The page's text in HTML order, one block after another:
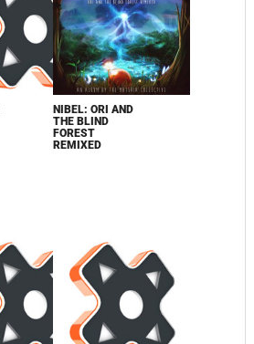
NIBEL: ORI AND
THE BLIND
FOREST
REMIXED